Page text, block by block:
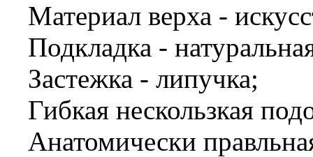
Материал верха -
Подкладка -
Застежка - липучка;
Гибкая нескользкая
Анатомически